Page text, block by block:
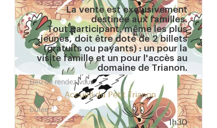
La vente est exclusivement
destinée aux familles.
Tout participant, même les plus
jeunes, doit être doté de 2 billets
(gratuits ou payants) : un pour la
visite famille et un pour l'accès au
domaine de Trianon.
Lieu de rendez-vous
Accueil du Petit Trianon
Durée
1h30